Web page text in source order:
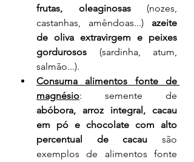
frutas, oleaginosas (nozes,
castanhas, amêndoas...) azeite
de oliva extravirgem e peixes
gordurosos (sardinha, atum,
salmão...).
Consuma alimentos fonte de
magnésio
abóbora, arroz integral, cacau
em pó e chocolate com alto
percentual de cacau são
exemplos de alimentos fonte